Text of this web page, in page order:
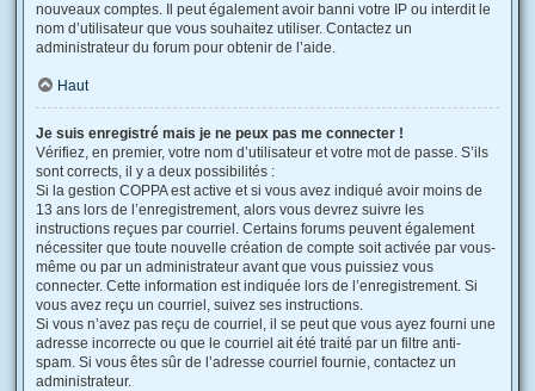
nouveaux comptes. Il peut également avoir banni votre IP ou interdit le
nom d’utilisateur que vous souhaitez utiliser. Contactez un
administrateur du forum pour obtenir de l’aide.
Haut
Je suis enregistré mais je ne peux pas me connecter !
Vérifiez, en premier, votre nom d’utilisateur et votre mot de passe. S’ils
sont corrects, il y a deux possibilités :
Si la gestion COPPA est active et si vous avez indiqué avoir moins de
13 ans lors de l’enregistrement, alors vous devrez suivre les
instructions reçues par courriel. Certains forums peuvent également
nécessiter que toute nouvelle création de compte soit activée par vous-
même ou par un administrateur avant que vous puissiez vous
connecter. Cette information est indiquée lors de l’enregistrement. Si
vous avez reçu un courriel, suivez ses instructions.
Si vous n’avez pas reçu de courriel, il se peut que vous ayez fourni une
adresse incorrecte ou que le courriel ait été traité par un filtre anti-
spam. Si vous êtes sûr de l’adresse courriel fournie, contactez un
administrateur.